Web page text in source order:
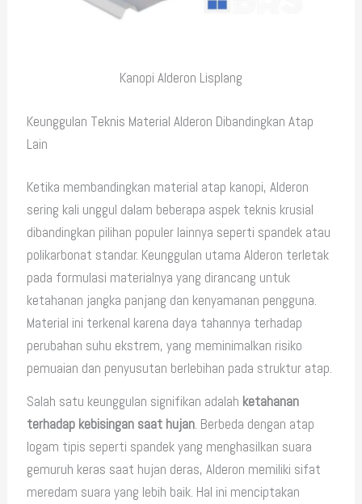
Kanopi Alderon Lisplang
Keunggulan Teknis Material Alderon Dibandingkan Atap
Lain
Ketika membandingkan material atap kanopi, Alderon
sering kali unggul dalam beberapa aspek teknis krusial
dibandingkan pilihan populer lainnya seperti spandek atau
polikarbonat standar. Keunggulan utama Alderon terletak
pada formulasi materialnya yang dirancang untuk
ketahanan jangka panjang dan kenyamanan pengguna.
Material ini terkenal karena daya tahannya terhadap
perubahan suhu ekstrem, yang meminimalkan risiko
pemuaian dan penyusutan berlebihan pada struktur atap.
Salah satu keunggulan signifikan adalah ketahanan
terhadap kebisingan saat hujan. Berbeda dengan atap
logam tipis seperti spandek yang menghasilkan suara
gemuruh keras saat hujan deras, Alderon memiliki sifat
meredam suara yang lebih baik. Hal ini menciptakan